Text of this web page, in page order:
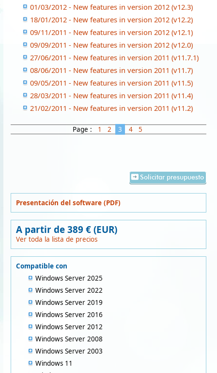
01/03/2012 - New features in version 2012 (v12.3)
18/01/2012 - New features in version 2012 (v12.2)
09/11/2011 - New features in version 2012 (v12.1)
09/09/2011 - New features in version 2012 (v12.0)
27/06/2011 - New features in version 2011 (v11.7.1)
08/06/2011 - New features in version 2011 (v11.7)
09/05/2011 - New features in version 2011 (v11.5)
28/03/2011 - New features in version 2011 (v11.4)
21/02/2011 - New features in version 2011 (v11.2)
Page : 1 2 3 4 5
Solicitar presupuesto
Presentación del software (PDF)
A partir de 389 € (EUR)
Ver toda la lista de precios
Compatible con
Windows Server 2025
Windows Server 2022
Windows Server 2019
Windows Server 2016
Windows Server 2012
Windows Server 2008
Windows Server 2003
Windows 11